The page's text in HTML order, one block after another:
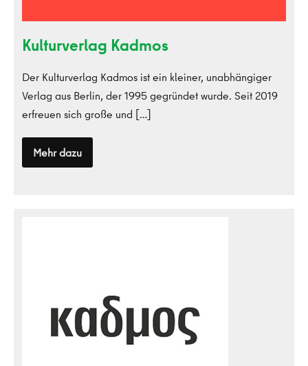
Kulturverlag Kadmos
Der Kulturverlag Kadmos ist ein kleiner, unabhängiger
Verlag aus Berlin, der 1995 gegründet wurde. Seit 2019
erfreuen sich große und […]
Mehr dazuKulturverlag
Kadmos